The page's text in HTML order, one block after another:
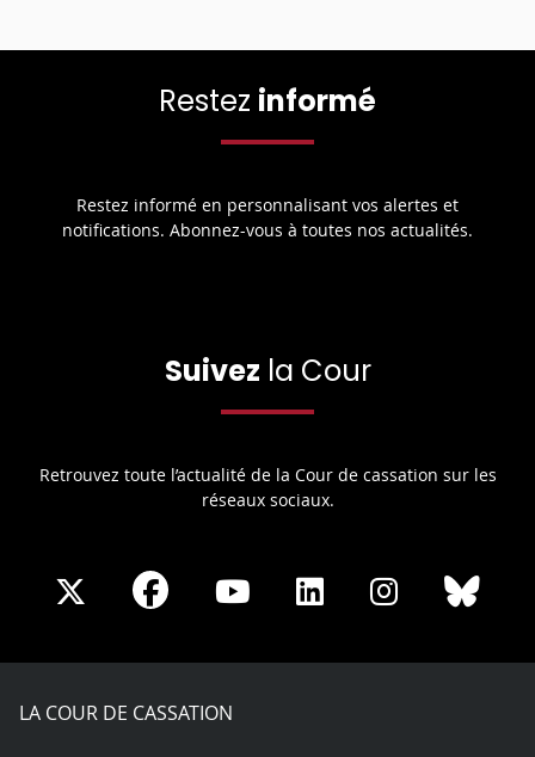
Restez informé
Restez informé en personnalisant vos alertes et
notifications. Abonnez-vous à toutes nos actualités.
Suivez la Cour
Retrouvez toute l’actualité de la Cour de cassation sur les
réseaux sociaux.
Share
X
Share
Facebook
Share
Youtube
Share
LinkedIn
Share
Instagram
LA COUR DE CASSATION